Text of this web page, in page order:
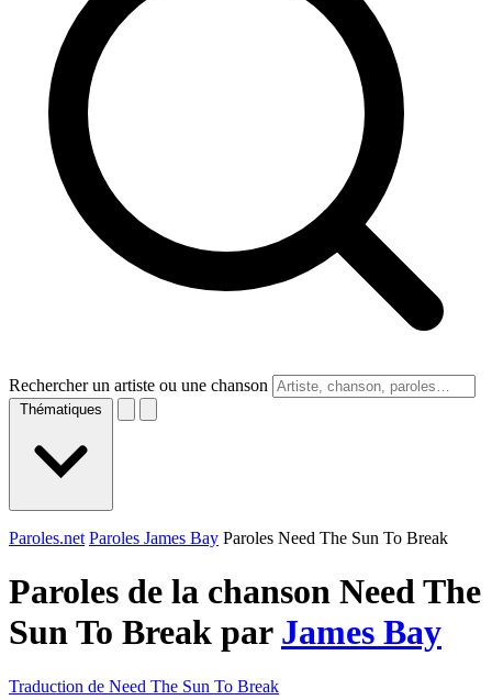
Rechercher un artiste ou une chanson
Thématiques
Paroles.net Paroles James Bay Paroles Need The Sun To Break
Paroles de la chanson Need The
Sun To Break par James Bay
Traduction de Need The Sun To Break